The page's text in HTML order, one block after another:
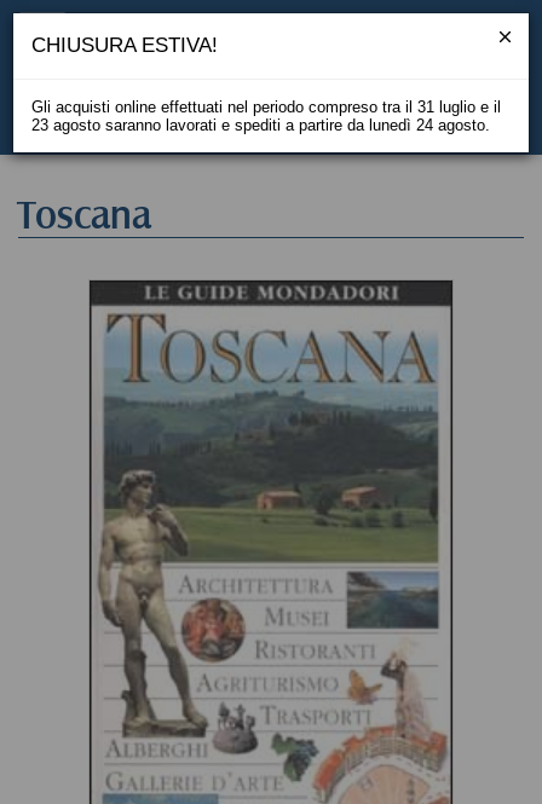
EN
Toscana
CHIUSURA ESTIVA!
Gli acquisti online effettuati nel periodo compreso tra il 31 luglio e il
23 agosto saranno lavorati e spediti a partire da lunedì 24 agosto.